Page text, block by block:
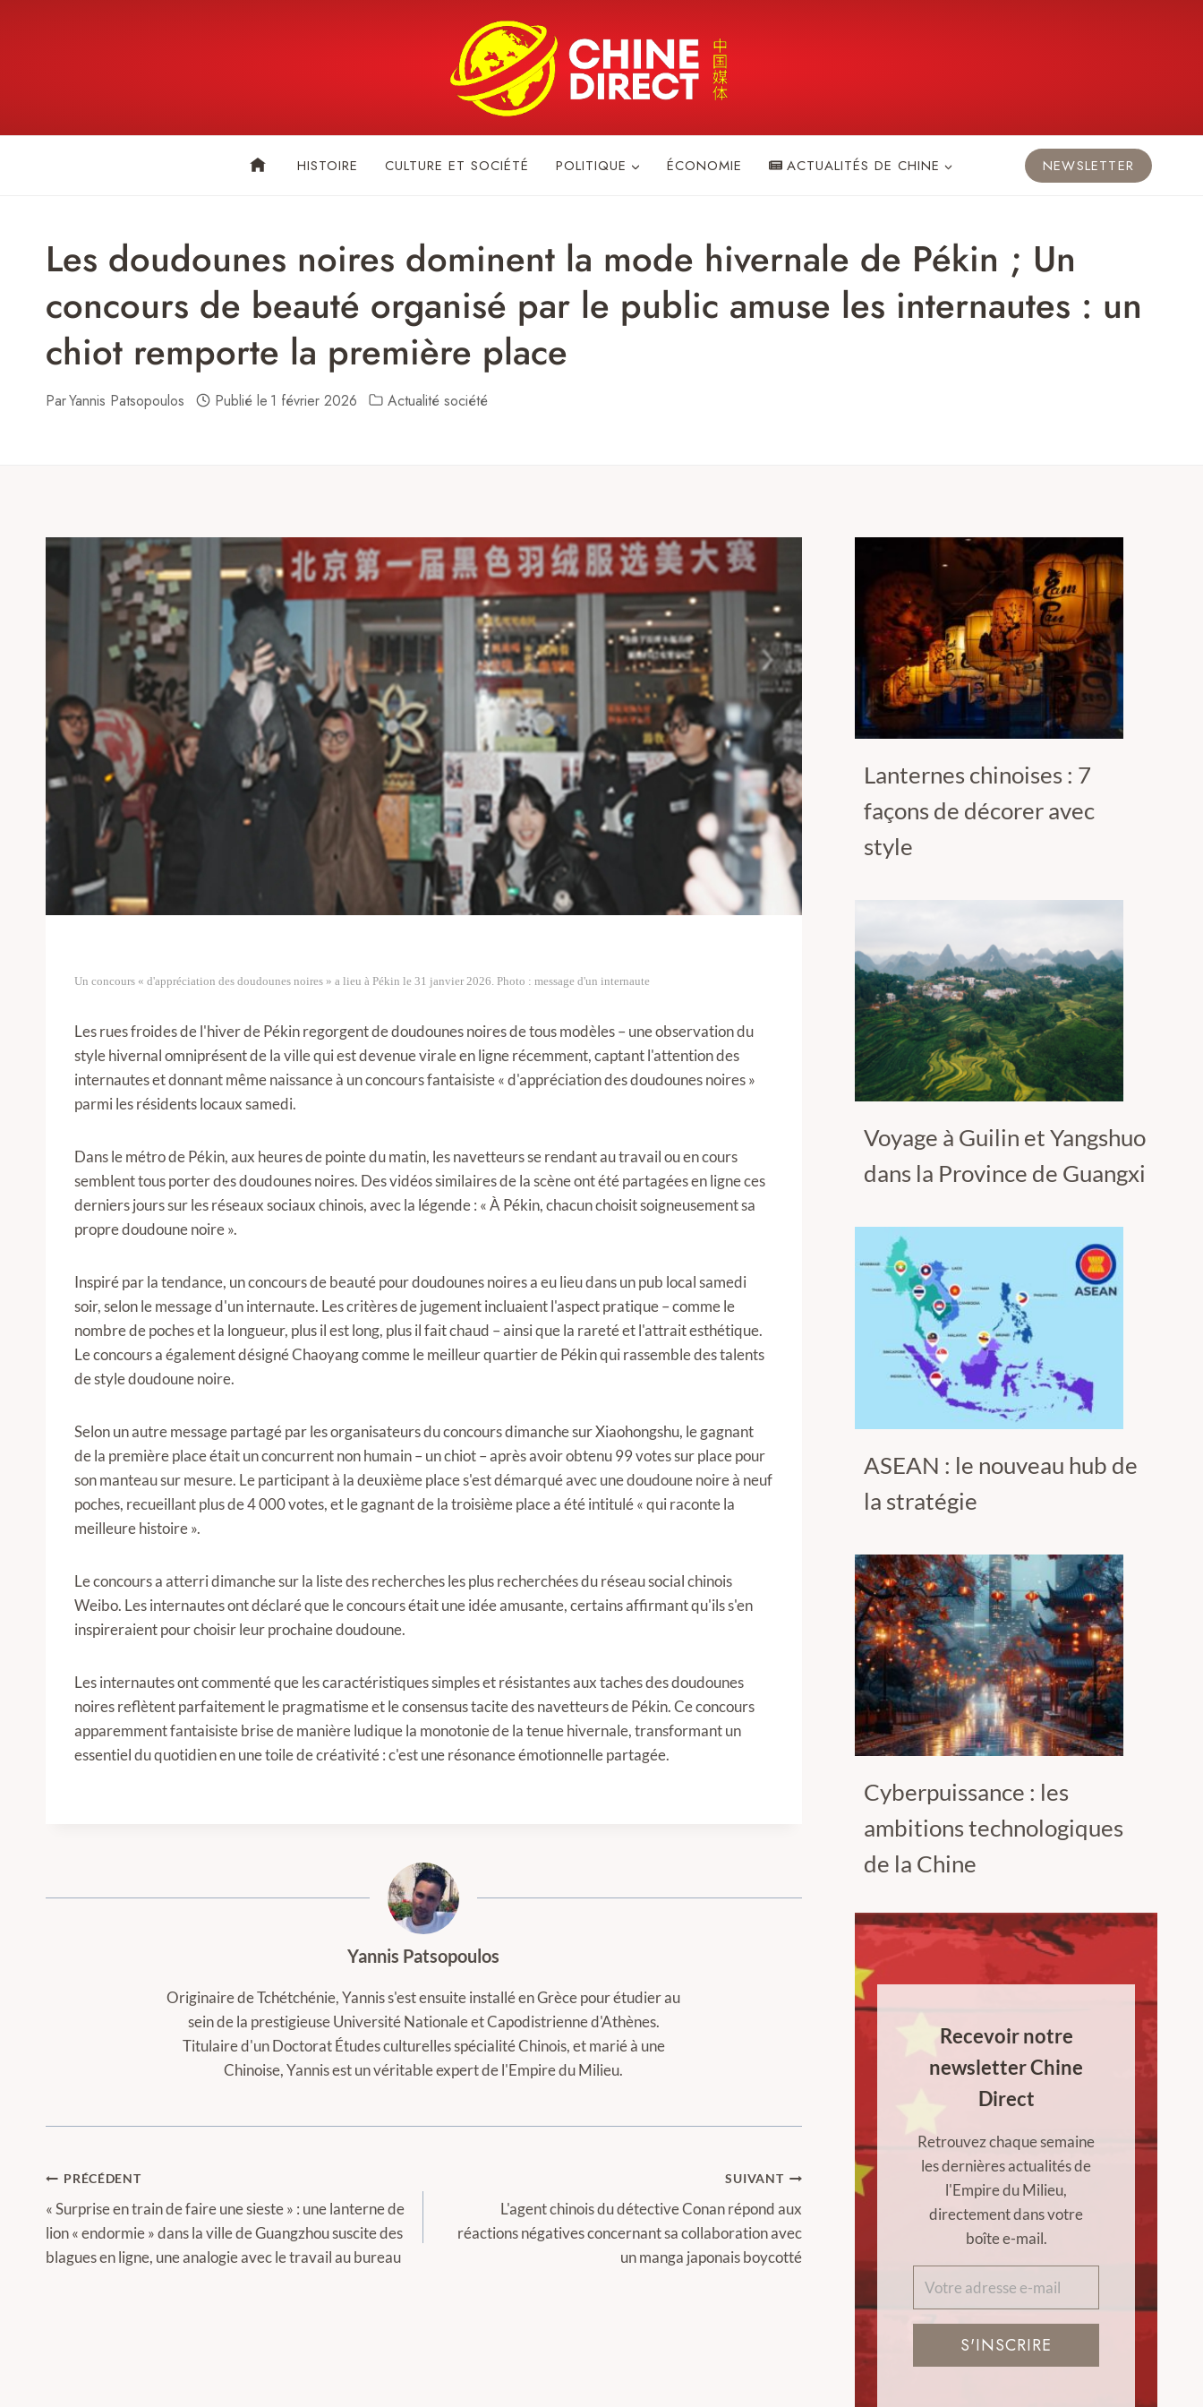
HISTOIRE CULTURE ET SOCIÉTÉ POLITIQUE ÉCONOMIE ACTUALITÉS DE CHINE NEWSLETTER
Les doudounes noires dominent la mode hivernale de Pékin ; Un
concours de beauté organisé par le public amuse les internautes : un
chiot remporte la première place
ParYannis Patsopoulos Publié le 1 février 2026 Actualité société
Un concours « d'appréciation des doudounes noires » a lieu à Pékin le 31 janvier 2026. Photo : message d'un internaute
Les rues froides de l'hiver de Pékin regorgent de doudounes noires de tous modèles – une observation du
style hivernal omniprésent de la ville qui est devenue virale en ligne récemment, captant l'attention des
internautes et donnant même naissance à un concours fantaisiste « d'appréciation des doudounes noires »
parmi les résidents locaux samedi.
Dans le métro de Pékin, aux heures de pointe du matin, les navetteurs se rendant au travail ou en cours
semblent tous porter des doudounes noires. Des vidéos similaires de la scène ont été partagées en ligne ces
derniers jours sur les réseaux sociaux chinois, avec la légende : « À Pékin, chacun choisit soigneusement sa
propre doudoune noire ».
Inspiré par la tendance, un concours de beauté pour doudounes noires a eu lieu dans un pub local samedi
soir, selon le message d'un internaute. Les critères de jugement incluaient l'aspect pratique – comme le
nombre de poches et la longueur, plus il est long, plus il fait chaud – ainsi que la rareté et l'attrait esthétique.
Le concours a également désigné Chaoyang comme le meilleur quartier de Pékin qui rassemble des talents
de style doudoune noire.
Selon un autre message partagé par les organisateurs du concours dimanche sur Xiaohongshu, le gagnant
de la première place était un concurrent non humain – un chiot – après avoir obtenu 99 votes sur place pour
son manteau sur mesure. Le participant à la deuxième place s'est démarqué avec une doudoune noire à neuf
poches, recueillant plus de 4 000 votes, et le gagnant de la troisième place a été intitulé « qui raconte la
meilleure histoire ».
Le concours a atterri dimanche sur la liste des recherches les plus recherchées du réseau social chinois
Weibo. Les internautes ont déclaré que le concours était une idée amusante, certains affirmant qu'ils s'en
inspireraient pour choisir leur prochaine doudoune.
Les internautes ont commenté que les caractéristiques simples et résistantes aux taches des doudounes
noires reflètent parfaitement le pragmatisme et le consensus tacite des navetteurs de Pékin. Ce concours
apparemment fantaisiste brise de manière ludique la monotonie de la tenue hivernale, transformant un
essentiel du quotidien en une toile de créativité : c'est une résonance émotionnelle partagée.
Yannis Patsopoulos
Originaire de Tchétchénie, Yannis s'est ensuite installé en Grèce pour étudier au
sein de la prestigieuse Université Nationale et Capodistrienne d'Athènes.
Titulaire d'un Doctorat Études culturelles spécialité Chinois, et marié à une
Chinoise, Yannis est un véritable expert de l'Empire du Milieu.
Navigation
de
l’article
PRÉCÉDENT
« Surprise en train de faire une sieste » : une lanterne de
lion « endormie » dans la ville de Guangzhou suscite des
blagues en ligne, une analogie avec le travail au bureau
SUIVANT
L'agent chinois du détective Conan répond aux
réactions négatives concernant sa collaboration avec
un manga japonais boycotté
Lanternes chinoises : 7
façons de décorer avec
style
Voyage à Guilin et Yangshuo
dans la Province de Guangxi
ASEAN : le nouveau hub de
la stratégie
Cyberpuissance : les
ambitions technologiques
de la Chine
Recevoir notre
newsletter Chine
Direct
Retrouvez chaque semaine
les dernières actualités de
l'Empire du Milieu,
directement dans votre
boîte e-mail.
S'INSCRIRE